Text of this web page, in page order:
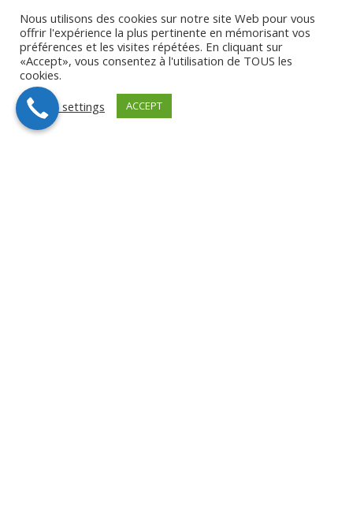
Nous utilisons des cookies sur notre site Web pour vous
offrir l'expérience la plus pertinente en mémorisant vos
préférences et les visites répétées. En cliquant sur
«Accept», vous consentez à l'utilisation de TOUS les
cookies.
Cookie settings
ACCEPT